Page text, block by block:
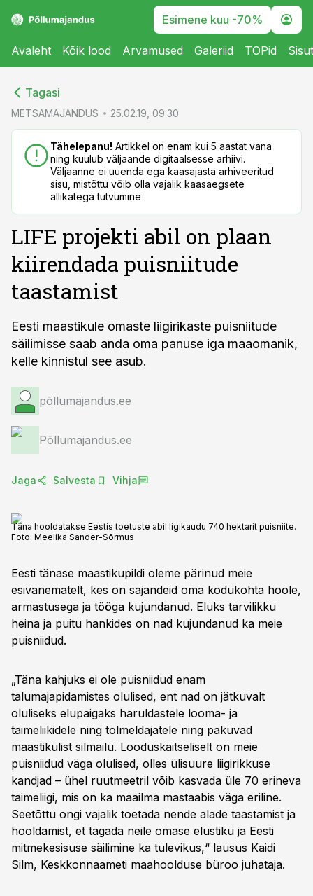
Esimene kuu -70%
Avaleht Kõik lood Arvamused Galeriid TOPid
Tagasi
METSAMAJANDUS 25.02.19, 09:30
Tähelepanu! Artikkel on enam kui 5 aastat vana
ning kuulub väljaande digitaalsesse arhiivi.
Väljaanne ei uuenda ega kaasajasta arhiveeritud
sisu, mistõttu võib olla vajalik kaasaegsete
allikatega tutvumine
LIFE projekti abil on plaan
kiirendada puisniitude
taastamist
Eesti maastikule omaste liigirikaste puisniitude
säilimisse saab anda oma panuse iga maaomanik,
kelle kinnistul see asub.
põllumajandus.ee
Põllumajandus.ee
Jaga Salvesta Vihja
Täna hooldatakse Eestis toetuste abil ligikaudu 740 hektarit puisniite.
Foto: Meelika Sander-Sõrmus
Eesti tänase maastikupildi oleme pärinud meie
esivanematelt, kes on sajandeid oma kodukohta hoole,
armastusega ja tööga kujundanud. Eluks tarvilikku
heina ja puitu hankides on nad kujundanud ka meie
puisniidud.
„Täna kahjuks ei ole puisniidud enam
talumajapidamistes olulised, ent nad on jätkuvalt
oluliseks elupaigaks haruldastele looma- ja
taimeliikidele ning tolmeldajatele ning pakuvad
maastikulist silmailu. Looduskaitseliselt on meie
puisniidud väga olulised, olles ülisuure liigirikkuse
kandjad – ühel ruutmeetril võib kasvada üle 70 erineva
taimeliigi, mis on ka maailma mastaabis väga eriline.
Seetõttu ongi vajalik toetada nende alade taastamist ja
hooldamist, et tagada neile omase elustiku ja Eesti
mitmekesisuse säilimine ka tulevikus,“ lausus Kaidi
Silm, Keskkonnaameti maahoolduse büroo juhataja.